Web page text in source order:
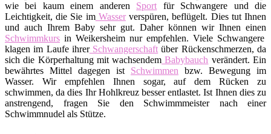
wie bei kaum einem anderen Sport für Schwangere und die
Leichtigkeit, die Sie imWasserverspüren, beflügelt. Dies tut Ihnen
und auch Ihrem Baby sehr gut. Daher können wir Ihnen einen
Schwimmkurs in Weikersheim nur empfehlen. Viele Schwangere
klagen im Laufe ihrerSchwangerschaft über Rückenschmerzen, da
sich die Körperhaltung mit wachsendem Babybauch verändert. Ein
bewährtes Mittel dagegen ist Schwimmen bzw. Bewegung im
Wasser. Wir empfehlen Ihnen sogar, auf dem Rücken zu
schwimmen, da dies Ihr Hohlkreuz besser entlastet. Ist Ihnen dies zu
anstrengend, fragen Sie den Schwimmmeister nach einer
Schwimmnudel als Stütze.